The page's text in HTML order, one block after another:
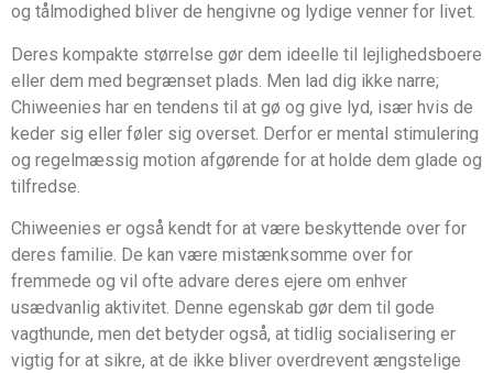
og tålmodighed bliver de hengivne og lydige venner for livet.
Deres kompakte størrelse gør dem ideelle til lejlighedsboere
eller dem med begrænset plads. Men lad dig ikke narre;
Chiweenies har en tendens til at gø og give lyd, især hvis de
keder sig eller føler sig overset. Derfor er mental stimulering
og regelmæssig motion afgørende for at holde dem glade og
tilfredse.
Chiweenies er også kendt for at være beskyttende over for
deres familie. De kan være mistænksomme over for
fremmede og vil ofte advare deres ejere om enhver
usædvanlig aktivitet. Denne egenskab gør dem til gode
vagthunde, men det betyder også, at tidlig socialisering er
vigtig for at sikre, at de ikke bliver overdrevent ængstelige